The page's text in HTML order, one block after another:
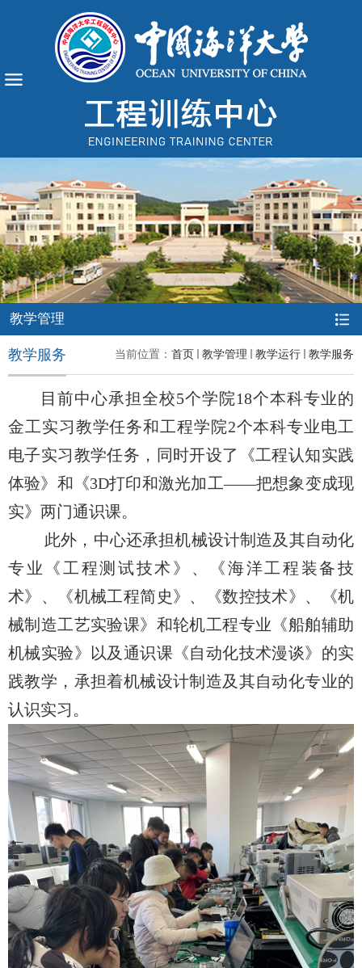
教学管理
当前位置： 首页 教学管理 教学运行 教学服务
教学服务
目前中心承担全校5个学院18个本科专业的
金工实习教学任务和工程学院2个本科专业电工
电子实习教学任务，同时开设了《工程认知实践
体验》和《3D打印和激光加工——把想象变成现
实》两门通识课。
此外，中心还承担机械设计制造及其自动化
专业《工程测试技术》、《海洋工程装备技
术》、《机械工程简史》、《数控技术》、《机
械制造工艺实验课》和轮机工程专业《船舶辅助
机械实验》以及通识课《自动化技术漫谈》的实
践教学，承担着机械设计制造及其自动化专业的
认识实习。